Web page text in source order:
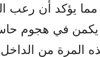
مما يؤكد أن رعب
يكمن في هجوم
المرة من